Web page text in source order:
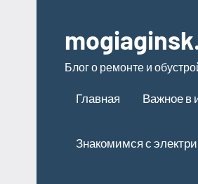
содержимому
Блог о ремонте и
Главная Важное в
Знакомимся с